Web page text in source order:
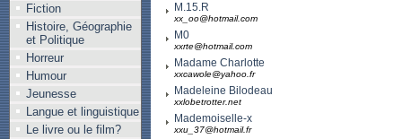
Fiction
Histoire, Géographie
et Politique
Horreur
Humour
Jeunesse
Langue et linguistique
Le livre ou le film?
M.15.R
xx_oo@hotmail.com
M0
xxrte@hotmail.com
Madame Charlotte
xxcawole@yahoo.fr
Madeleine Bilodeau
xxlobetrotter.net
Mademoiselle-x
xxu_37@hotmail.fr